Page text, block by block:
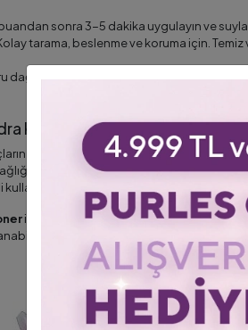
sonra 3-5 dakika uygulayın ve suyla
tarama, beslenme ve koruma için.
ve tarayın. Durulamayın.
Kondisyoner?
ihtiyaçlarına özel olarak geliştirilmiştir.
zarar vermeyen doğal içerikler içerir.
kullanımda kısa sürede fark edilir sonuçlar
ile saçlarınız yeniden canlanacak. Daha